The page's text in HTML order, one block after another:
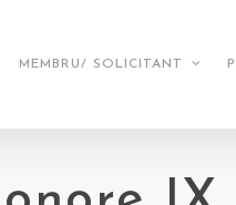
MEMBRU/ SOLICITANT